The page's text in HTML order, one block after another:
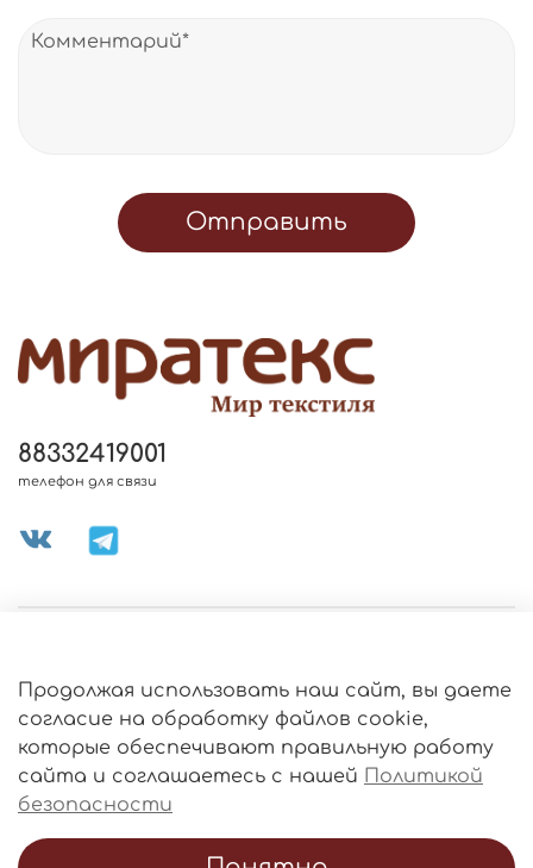
Отправить
ИНФОРМАЦИЯ
О МАГАЗИНЕ
88332419001
телефон для связи
Продолжая использовать наш сайт, вы даете
согласие на обработку файлов cookie,
которые обеспечивают правильную работу
сайта и соглашаетесь с нашей Политикой
безопасности
Политика
обработки